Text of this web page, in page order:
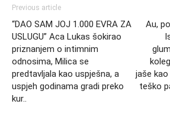
Previous article
“DAO SAM JOJ 1.000 EVRA ZA
USLUGU” Aca Lukas šokirao
priznanjem o intimnim
odnosima, Milica se
predtavljala kao uspješna, a
uspjeh godinama gradi preko
kur..
Au,
jaše kao
teško